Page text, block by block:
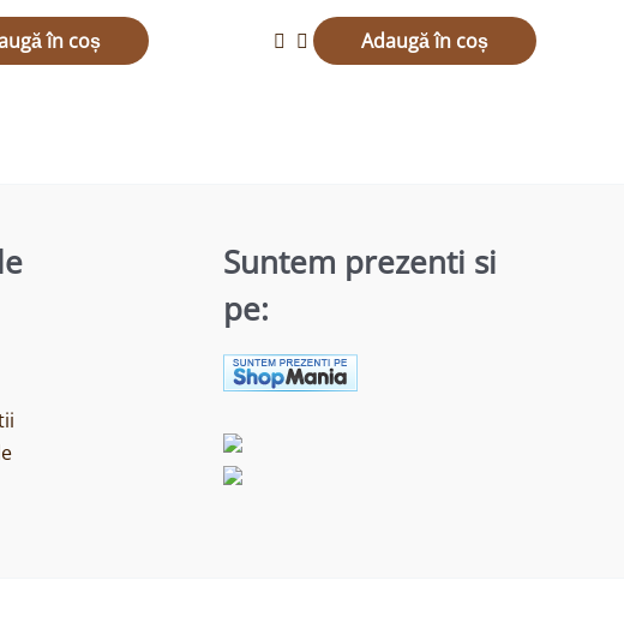
în coș Adaugă în coș
Suntem prezenti si
pe: